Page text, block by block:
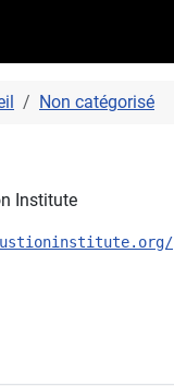
Non catégorisé
Institute